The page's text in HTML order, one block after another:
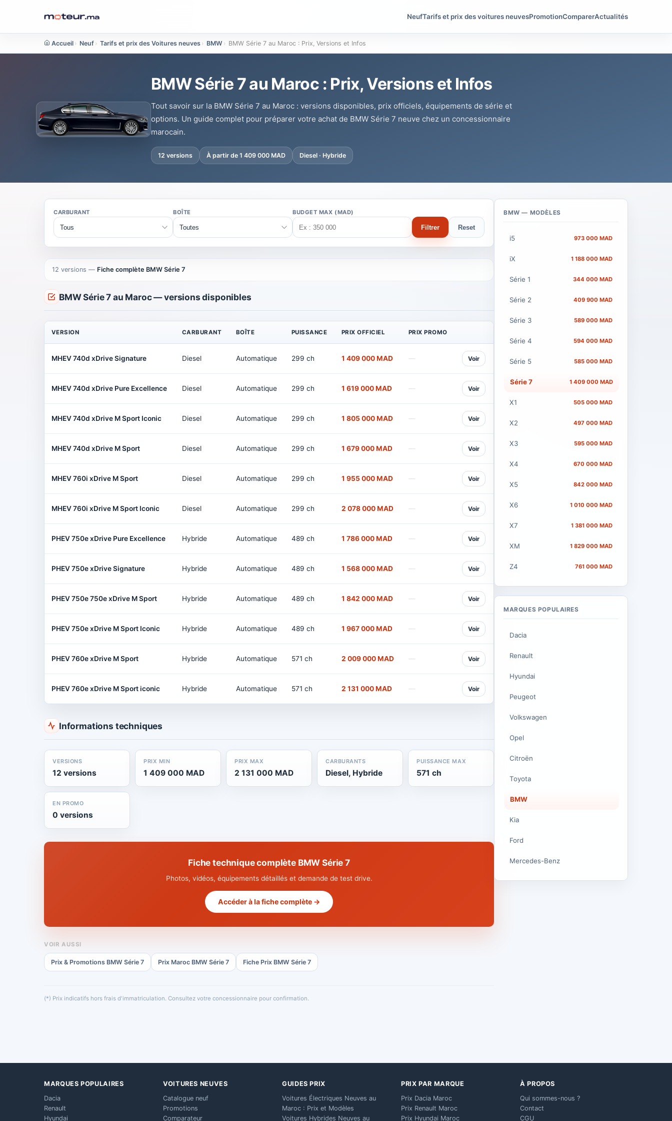
NeufTarifs et prix des voitures neuvesPromotionComparerActualités
Accueil › Neuf › Tarifs et prix des Voitures neuves › BMW › BMW Série 7 au Maroc : Prix, Versions et Infos
BMW Série 7 au Maroc : Prix, Versions et Infos
Tout savoir sur la BMW Série 7 au Maroc : versions disponibles, prix officiels, équipements de série et
options. Un guide complet pour préparer votre achat de BMW Série 7 neuve chez un concessionnaire
marocain.
12 versions À partir de 1 409 000 MAD Diesel · Hybride
CARBURANT BOÎTE BUDGET MAX (MAD)
Filtrer Reset
12 versions — Fiche complète BMW Série 7
BMW Série 7 au Maroc — versions disponibles
VERSION CARBURANT BOÎTE PUISSANCE PRIX OFFICIEL PRIX PROMO
MHEV 740d xDrive Signature Diesel Automatique 299 ch 1 409 000 MAD — Voir
MHEV 740d xDrive Pure Excellence Diesel Automatique 299 ch 1 619 000 MAD — Voir
MHEV 740d xDrive M Sport Iconic Diesel Automatique 299 ch 1 805 000 MAD — Voir
MHEV 740d xDrive M Sport Diesel Automatique 299 ch 1 679 000 MAD — Voir
MHEV 760i xDrive M Sport Diesel Automatique 299 ch 1 955 000 MAD — Voir
MHEV 760i xDrive M Sport Iconic Diesel Automatique 299 ch 2 078 000 MAD — Voir
PHEV 750e xDrive Pure Excellence Hybride Automatique 489 ch 1 786 000 MAD — Voir
PHEV 750e xDrive Signature Hybride Automatique 489 ch 1 568 000 MAD — Voir
PHEV 750e 750e xDrive M Sport Hybride Automatique 489 ch 1 842 000 MAD — Voir
PHEV 750e xDrive M Sport Iconic Hybride Automatique 489 ch 1 967 000 MAD — Voir
PHEV 760e xDrive M Sport Hybride Automatique 571 ch 2 009 000 MAD — Voir
PHEV 760e xDrive M Sport iconic Hybride Automatique 571 ch 2 131 000 MAD — Voir
Informations techniques
VERSIONS
12 versions
PRIX MIN
1 409 000 MAD
PRIX MAX
2 131 000 MAD
CARBURANTS
Diesel, Hybride
PUISSANCE MAX
571 ch
EN PROMO
0 versions
Fiche technique complète BMW Série 7
Photos, vidéos, équipements détaillés et demande de test drive.
Accéder à la fiche complète →
VOIR AUSSI
Prix & Promotions BMW Série 7 Prix Maroc BMW Série 7 Fiche Prix BMW Série 7
(*) Prix indicatifs hors frais d'immatriculation. Consultez votre concessionnaire pour confirmation.
BMW — MODÈLES
i5 973 000 MAD
iX 1 188 000 MAD
Série 1 344 000 MAD
Série 2 409 900 MAD
Série 3 589 000 MAD
Série 4 594 000 MAD
Série 5 585 000 MAD
Série 7 1 409 000 MAD
X1 505 000 MAD
X2 497 000 MAD
X3 595 000 MAD
X4 670 000 MAD
X5 842 000 MAD
X6 1 010 000 MAD
X7 1 381 000 MAD
XM 1 829 000 MAD
Z4 761 000 MAD
MARQUES POPULAIRES
Dacia
Renault
Hyundai
Peugeot
Volkswagen
Opel
Citroën
Toyota
BMW
Kia
Ford
Mercedes-Benz
MARQUES POPULAIRES
Dacia
Renault
Hyundai
VOITURES NEUVES
Catalogue neuf
Promotions
Comparateur
GUIDES PRIX
Voitures Électriques Neuves au
Maroc : Prix et Modèles
Voitures Hybrides Neuves au
PRIX PAR MARQUE
Prix Dacia Maroc
Prix Renault Maroc
Prix Hyundai Maroc
À PROPOS
Qui sommes-nous ?
Contact
CGU